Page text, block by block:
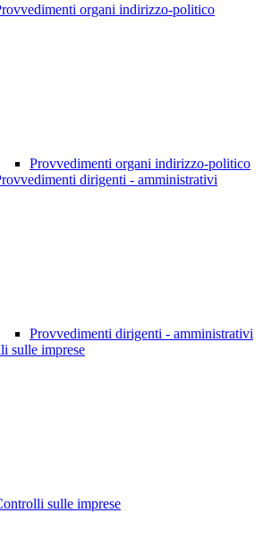
organi indirizzo-politico
Provvedimenti organi indirizzo-politico
dirigenti - amministrativi
Provvedimenti dirigenti - amministrativi
sulle imprese
sulle imprese